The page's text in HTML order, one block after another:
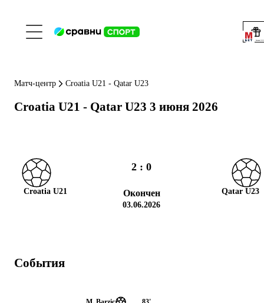
Матч-центр Croatia U21 - Qatar U23
Croatia U21 - Qatar U23 3 июня 2026
Croatia U21
2 : 0
Окончен
03.06.2026
Qatar U23
События